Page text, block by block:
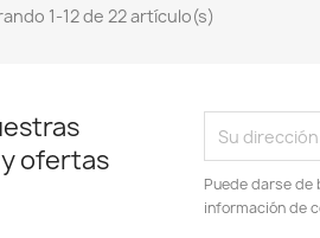
1-12 de 22 artículo(s)
ofertas
Puede darse de
información de